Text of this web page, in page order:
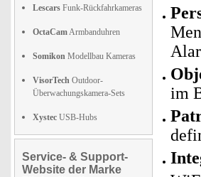
Lescars Funk-Rückfahrkameras
OctaCamArmbanduhren
Somikon Modellbau Kameras
VisorTech Outdoor-
Überwachungskamera-Sets
Xystec USB-Hubs
Service- & Support-
Website der Marke
im